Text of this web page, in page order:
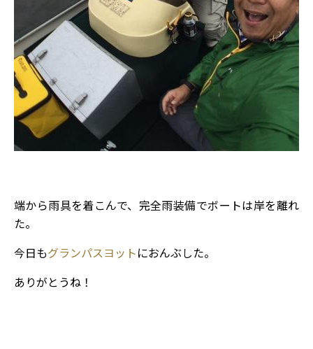
端から雨具を着こんで、完全雨装備でボートは岸を離れ
た。
今日もグランパスヨットにおんぶした。
ありがとうね！